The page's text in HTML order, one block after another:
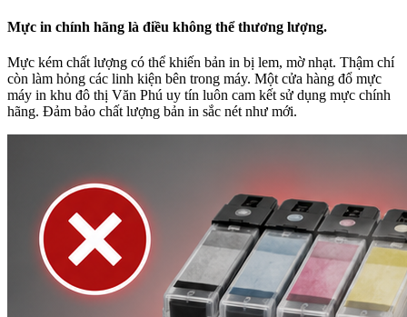
Mực in chính hãng là điều không thể thương lượng.
Mực kém chất lượng có thể khiến bản in bị lem, mờ nhạt. Thậm chí
còn làm hỏng các linh kiện bên trong máy. Một cửa hàng đổ mực
máy in khu đô thị Văn Phú uy tín luôn cam kết sử dụng mực chính
hãng. Đảm bảo chất lượng bản in sắc nét như mới.